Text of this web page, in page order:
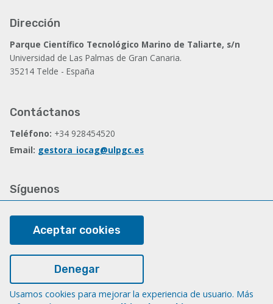
Dirección
Parque Científico Tecnológico Marino de Taliarte, s/n
Universidad de Las Palmas de Gran Canaria.
35214 Telde - España
Contáctanos
Teléfono: +34 928454520
Email: gestora_iocag@ulpgc.es
Síguenos
Legal
Nota legal
Cookies
Aceptar cookies
Denegar
Usamos cookies para mejorar la experiencia de usuario. Más